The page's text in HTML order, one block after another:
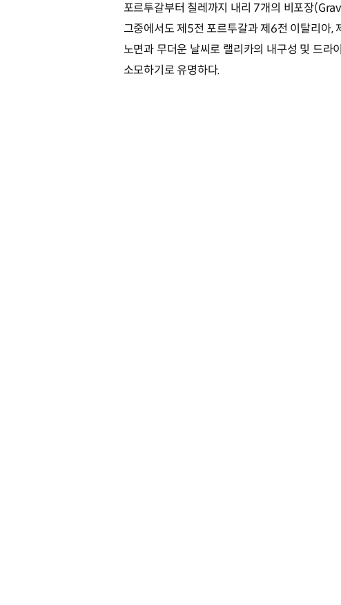
포르투갈부터 칠레까지 내리 7개의 비포장
그중에서도 제5전 포르투갈과 제6전 이탈리아,
노면과 무더운 날씨로 랠리카의 내구성 및 드라
소모하기로 유명하다.